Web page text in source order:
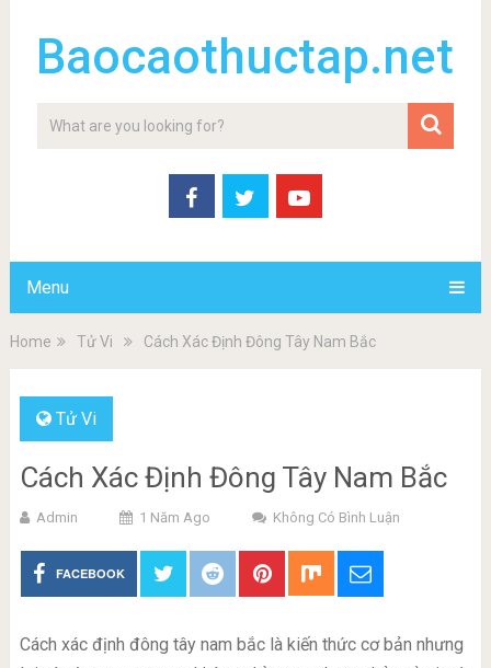
Baocaothuctap.net
Menu
Home Tử Vi Cách Xác Định Đông Tây Nam Bắc
Tử Vi
Cách Xác Định Đông Tây Nam Bắc
Admin 1 Năm Ago Không Có Bình Luận
FACEBOOK
Cách xác định đông tây nam bắc là kiến thức cơ bản nhưng